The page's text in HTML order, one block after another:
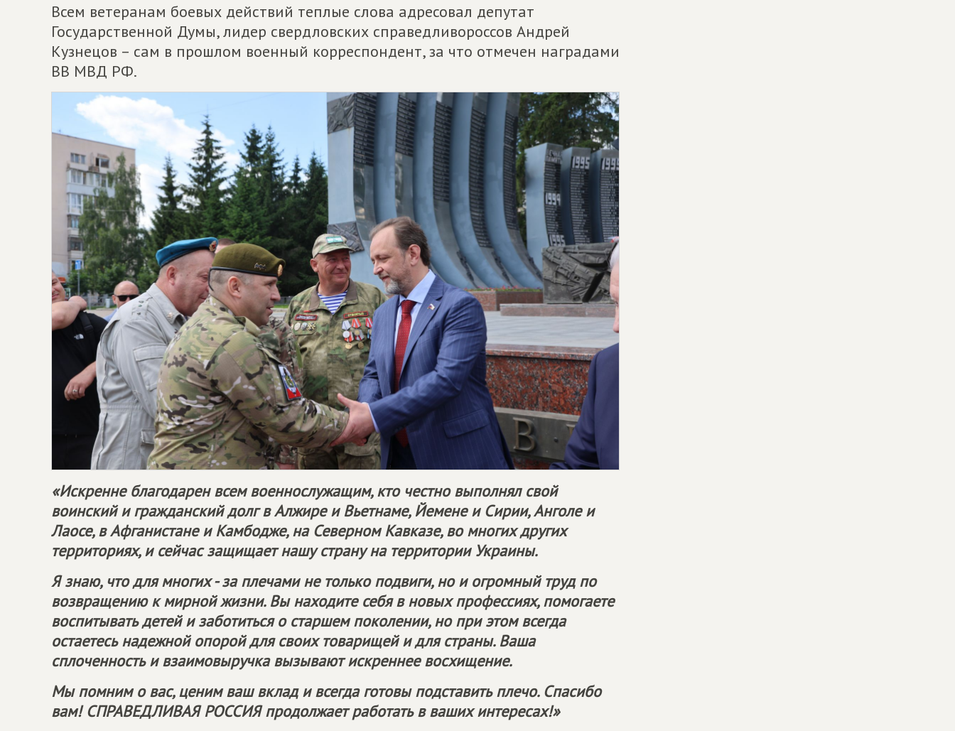
Всем ветеранам боевых действий теплые слова адресовал депутат
Государственной Думы, лидер свердловских справедливороссов Андрей
Кузнецов – сам в прошлом военный корреспондент, за что отмечен наградами
ВВ МВД РФ.
«Искренне благодарен всем военнослужащим, кто честно выполнял свой
воинский и гражданский долг в Алжире и Вьетнаме, Йемене и Сирии, Анголе и
Лаосе, в Афганистане и Камбодже, на Северном Кавказе, во многих других
территориях, и сейчас защищает нашу страну на территории Украины.
Я знаю, что для многих - за плечами не только подвиги, но и огромный труд по
возвращению к мирной жизни. Вы находите себя в новых профессиях, помогаете
воспитывать детей и заботиться о старшем поколении, но при этом всегда
остаетесь надежной опорой для своих товарищей и для страны. Ваша
сплоченность и взаимовыручка вызывают искреннее восхищение.
Мы помним о вас, ценим ваш вклад и всегда готовы подставить плечо. Спасибо
вам!СПРАВЕДЛИВАЯ РОССИЯпродолжает работать в ваших интересах!»